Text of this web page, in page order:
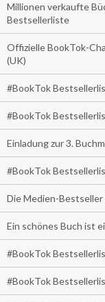
Millionen verkaufte
Bestsellerliste
Offizielle BookTok-
(UK)
#BookTok
#BookTok
Einladung zur 3.
#BookTok
Die Medien-Bestseller
Ein schönes Buch ist
#BookTok
#BookTok